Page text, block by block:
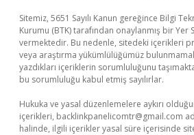
Sitemiz, 5651 Sayılı Kanun gereğince Bilgi
Kurumu (BTK) tarafından onaylanmış bir Yer
vermektedir. Bu nedenle, sitedeki içerikleri
veya araştırma yükümlülüğümüz
yazdıkları içeriklerin sorumluluğunu
bu sorumluluğu kabul etmiş sayılırlar.
Hukuka ve yasal düzenlemelere aykırı
içerikleri, backlinkpanelicomtr@gmail.com
halinde, ilgili içerikler yasal süre içerisinde